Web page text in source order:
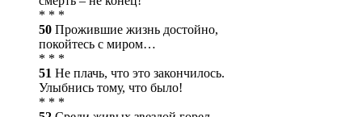
* * *
50 Прожившие жизнь достойно,
покойтесь с миром…
* * *
51 Не плачь, что это закончилось.
Улыбнись тому, что было!
* * *